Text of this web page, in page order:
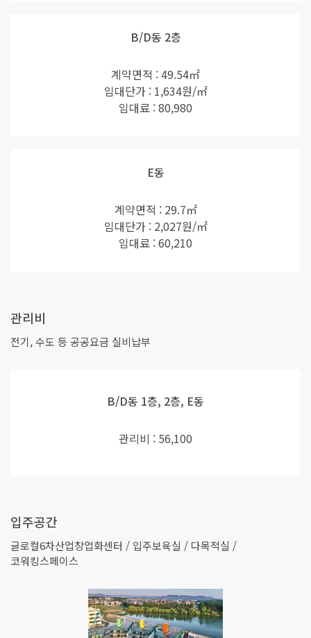
B/D동 2층
계약면적 : 49.54㎡
임대단가 : 1,634원/㎡
임대료 : 80,980
E동
계약면적 : 29.7㎡
임대단가 : 2,027원/㎡
임대료 : 60,210
관리비
전기, 수도 등 공공요금 실비납부
B/D동 1층, 2층, E동
관리비 : 56,100
입주공간
글로컬6차산업창업화센터 / 입주보육실 / 다목적실 /
코워킹스페이스